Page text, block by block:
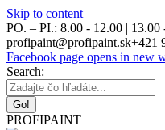
Skip to content
PO. – PI.: 8.00 - 12.00 | 13.00
profipaint@profipaint.sk+421
Facebook page opens in new
Search:
PROFIPAINT